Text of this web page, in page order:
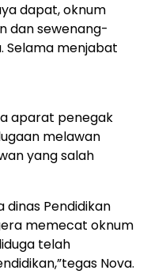
dapat, oknum
dan sewenang-
Selama menjabat
aparat penegak
melawan
yang salah
dinas Pendidikan
memecat oknum
telah
Nova.